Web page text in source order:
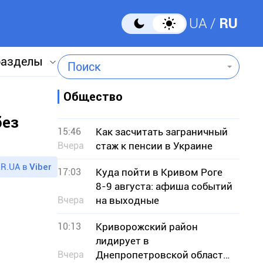
UA RU
Поиск
в Viber
Общество
15:46
Вчера
Как засчитать заграничный
стаж к пенсии в Украине
17:03
Вчера
Куда пойти в Кривом Роге
8-9 августа: афиша событий
на выходные
10:13
Вчера
Криворожский район
лидирует в
Днепропетровской области